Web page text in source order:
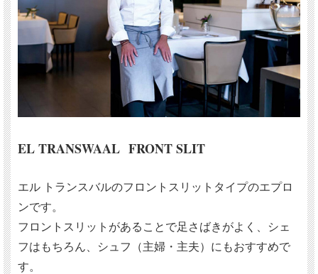
EL TRANSWAAL FRONT SLIT
エル トランスバルのフロントスリットタイプのエプロ
ンです。
フロントスリットがあることで足さばきがよく、シェ
フはもちろん、シュフ（主婦・主夫）にもおすすめで
す。